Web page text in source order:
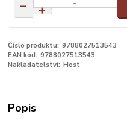
Číslo produktu: 9788027513543
EAN kód: 9788027513543
Nakladatelství: Host
Popis